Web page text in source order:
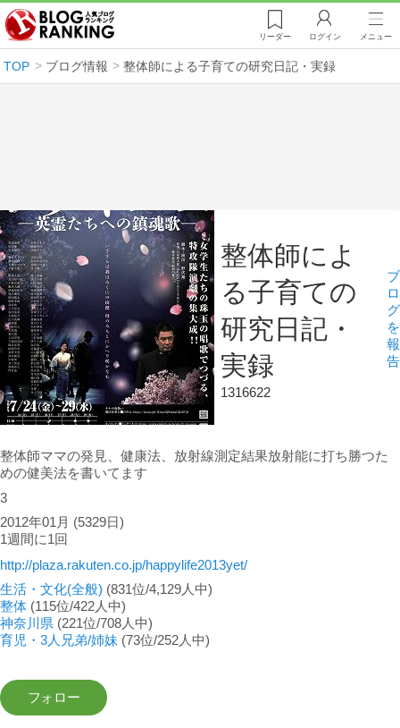
リーダー ログイン メニュー
TOP ブログ情報 整体師による子育ての研究日記・実録
整体師によ
る子育ての
研究日記・
実録
1316622
ブ
ロ
グ
を
報
告
整体師ママの発見、健康法、放射線測定結果放射能に打ち勝つた
めの健美法を書いてます
3
2012年01月 (5329日)
1週間に1回
http://plaza.rakuten.co.jp/happylife2013yet/
生活・文化(全般) (831位/4,129人中)
整体 (115位/422人中)
神奈川県 (221位/708人中)
育児・3人兄弟/姉妹 (73位/252人中)